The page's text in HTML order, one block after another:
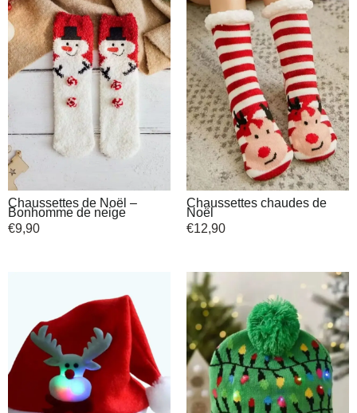
Chaussettes de Noël –
Bonhomme de neige
€9,90
Chaussettes chaudes de
Noël
€12,90